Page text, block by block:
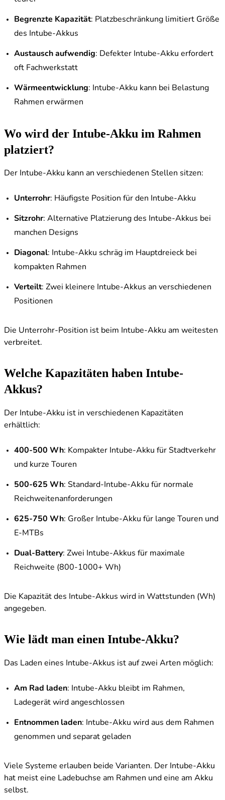
Begrenzte Kapazität: Platzbeschränkung limitiert Größe
des Intube-Akkus
Austausch aufwendig: Defekter Intube-Akku erfordert
oft Fachwerkstatt
Wärmeentwicklung: Intube-Akku kann bei Belastung
Rahmen erwärmen
Wo wird der Intube-Akku im Rahmen
platziert?
Der Intube-Akku kann an verschiedenen Stellen sitzen:
Unterrohr: Häufigste Position für den Intube-Akku
Sitzrohr: Alternative Platzierung des Intube-Akkus bei
manchen Designs
Diagonal: Intube-Akku schräg im Hauptdreieck bei
kompakten Rahmen
Verteilt: Zwei kleinere Intube-Akkus an verschiedenen
Positionen
Die Unterrohr-Position ist beim Intube-Akku am weitesten
verbreitet.
Welche Kapazitäten haben Intube-
Akkus?
Der Intube-Akku ist in verschiedenen Kapazitäten
erhältlich:
400-500 Wh: Kompakter Intube-Akku für Stadtverkehr
und kurze Touren
500-625 Wh: Standard-Intube-Akku für normale
Reichweitenanforderungen
625-750 Wh: Großer Intube-Akku für lange Touren und
E-MTBs
Dual-Battery: Zwei Intube-Akkus für maximale
Reichweite (800-1000+ Wh)
Die Kapazität des Intube-Akkus wird in Wattstunden (Wh)
angegeben.
Wie lädt man einen Intube-Akku?
Das Laden eines Intube-Akkus ist auf zwei Arten möglich:
Am Rad laden: Intube-Akku bleibt im Rahmen,
Ladegerät wird angeschlossen
Entnommen laden: Intube-Akku wird aus dem Rahmen
genommen und separat geladen
Viele Systeme erlauben beide Varianten. Der Intube-Akku
hat meist eine Ladebuchse am Rahmen und eine am Akku
selbst.